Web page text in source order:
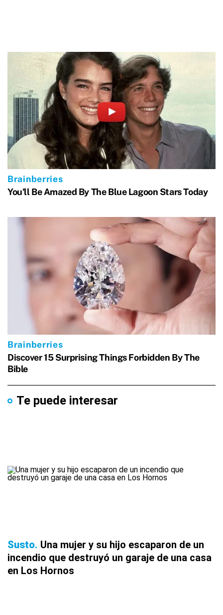
Te puede interesar
Susto Una mujer y su hijo escaparon de un
incendio que destruyó un garaje de una casa
en Los Hornos